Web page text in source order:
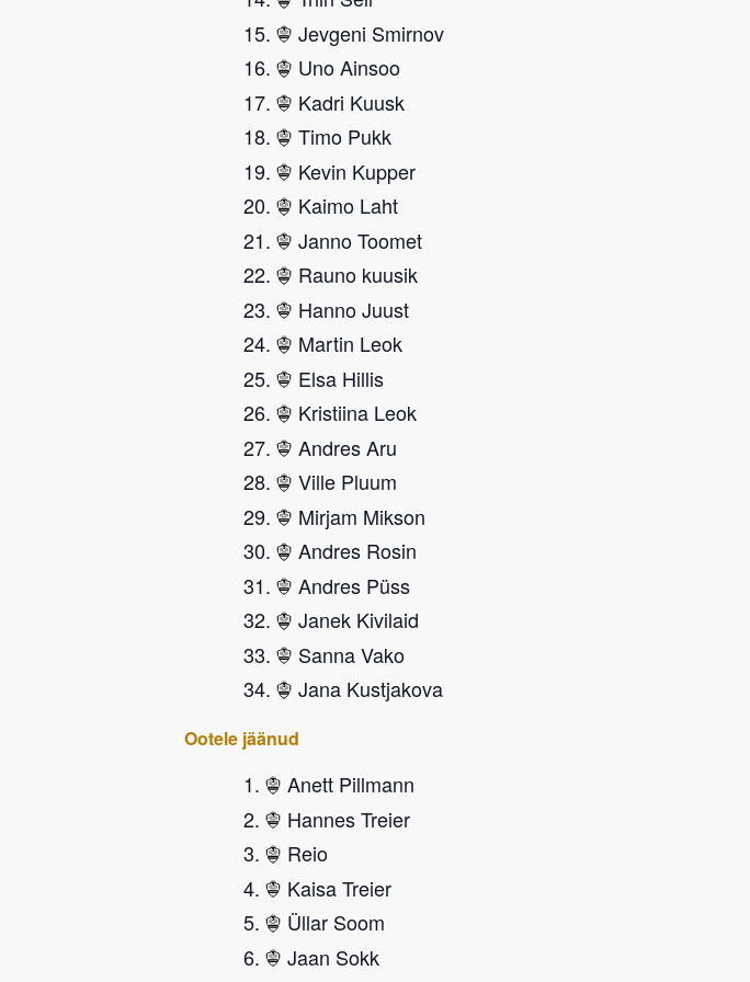
Jevgeni Smirnov
Uno Ainsoo
Kadri Kuusk
Timo Pukk
Kevin Kupper
Kaimo Laht
Janno Toomet
Rauno kuusik
Hanno Juust
Martin Leok
Elsa Hillis
Kristiina Leok
Andres Aru
Ville Pluum
Mirjam Mikson
Andres Rosin
Andres Püss
Janek Kivilaid
Sanna Vako
Jana Kustjakova
Ootele jäänud
Anett Pillmann
Hannes Treier
Reio
Kaisa Treier
Üllar Soom
Jaan Sokk